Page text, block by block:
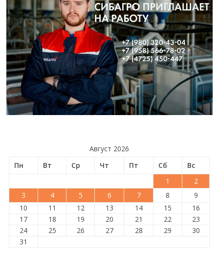
Август 2026
Пн
Вт Ср Чт Пт Сб
Вс
1
2
3
4 5 6 7 8
9
10
11 12 13 14 15
16
17
18 19 20 21 22
23
24
25 26 27 28 29
30
31